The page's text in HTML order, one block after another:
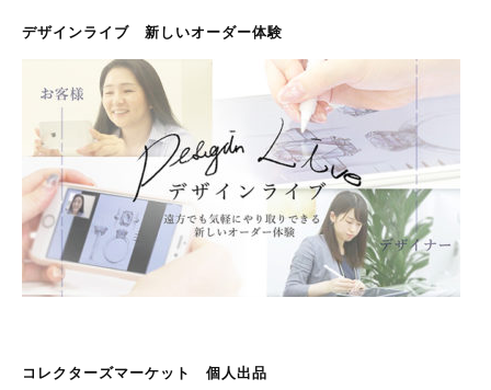
デザインライブ 新しいオーダー体験
コレクターズマーケット 個人出品